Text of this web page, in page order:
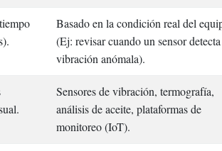
Basado en la condición real del
(Ej: revisar cuando un sensor
vibración anómala).
Sensores de vibración, termografía,
análisis de aceite, plataformas de
monitoreo (IoT).